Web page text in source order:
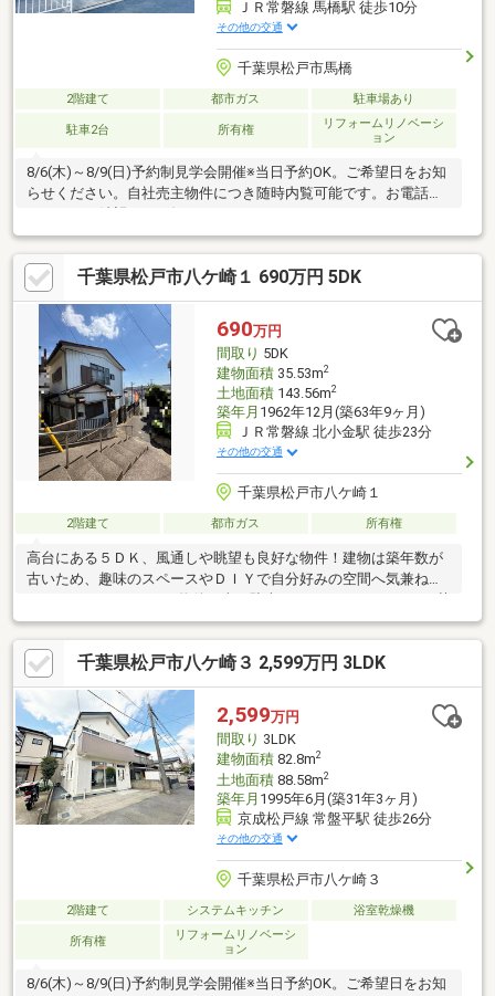
ＪＲ常磐線 馬橋駅 徒歩10分
その他の交通
千葉県松戸市馬橋
2階建て 都市ガス 駐車場あり
駐車2台 所有権
リフォームリノベーシ
ョン
8/6(木)～8/9(日)予約制見学会開催※当日予約OK。ご希望日をお知
らせください。自社売主物件につき随時内覧可能です。お電話か
3LDKの間取りで2～5名様のご家族にもおすすめの間取りです。・
水回り含めリフォーム。駐車2台可。〇外装リフォーム・駐車場拡
張・外壁、屋根塗装・シロアリ防蟻工事・通水検査・砕石敷き込
み・不要物撤去工事等〇内装リフォーム・玄関鍵交換・床フロー
リング重ね張り・クロス張替え・照明器具交換・水回り交換(キッ
チン、浴室、洗面化粧台、トイレ)
千葉県松戸市八ケ崎１ 690万円 5DK
690万円
間取り 5DK
建物面積35.53m2
土地面積143.56m2
築年月 1962年12月(築63年9ヶ月)
ＪＲ常磐線 北小金駅 徒歩23分
その他の交通
千葉県松戸市八ケ崎１
2階建て 都市ガス 所有権
高台にある５ＤＫ、風通しや眺望も良好な物件！建物は築年数が
古いため、趣味のスペースやＤＩＹで自分好みの空間へ気兼ねな
物の搬入やお出かけの際には、坂を下るか階段を上る必要があり
ます。自然と足腰の筋力ＵＰや運動不足の改善につながるかもし
れません♪ 雑草がぐんぐん伸びる風通し、日当たりのよいお庭
は、家庭菜園やビニールプールを設置して自分だけのリゾート空
間にも♪ ※空き家の期間１０年以上のため、設備の経年劣化や
窓、玄関ドア等経年劣化開閉しずらい箇所が複数有！（網戸はフ
レームのみの箇所も複数有）詳細はセンチュリー21みろく不動産
へ
千葉県松戸市八ケ崎３ 2,599万円 3LDK
2,599万円
間取り 3LDK
建物面積82.8m2
土地面積88.58m2
築年月 1995年6月(築31年3ヶ月)
京成松戸線 常盤平駅 徒歩26分
その他の交通
千葉県松戸市八ケ崎３
2階建て システムキッチン 浴室乾燥機
所有権
リフォームリノベーシ
ョン
8/6(木)～8/9(日)予約制見学会開催※当日予約OK。ご希望日をお知